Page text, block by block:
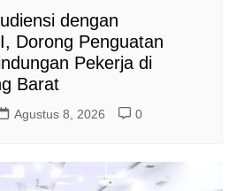
dengan
Dorong Penguatan
Pekerja di
Barat
Agustus 8, 2026 0